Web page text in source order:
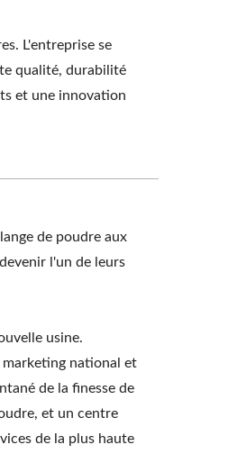
L'entreprise se
qualité, durabilité
et une innovation
de poudre aux
l'un de leurs
usine.
marketing national et
de la finesse de
et un centre
de la plus haute